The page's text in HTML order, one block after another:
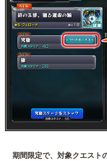
期間限定で、対象クエスト